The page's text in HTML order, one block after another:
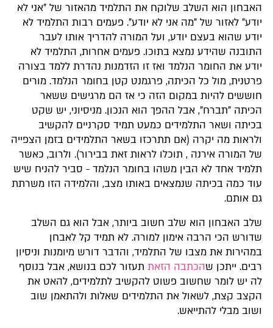
האבחון הוא השלב שלוקח את התלמיד מהאזור של "אני לא
יודע" לאזור של "מה אני לא יודע". פעמים רבות התלמיד לא
יודע שהוא בעצם יודע, ועל המורה להדריך אותו לעבר
התובנה שהידע נמצא בתוכו. פעמים אחרות, התלמיד לא
יודע את החומר הנלמד ואז זו הזדמנות נהדרת ללמד בצורה
פרטנית, מול כל הכיתה, פרגמנט קטן בחומר הנלמד. מורים
חוששים להיות במקום הזה כי אז הם מרגישים ששאר
הכיתה "תברח", אבל ההפך הוא הנכון. מניסיוני, יש שקט
בכיתה ושאר התלמידים כמעט תמיד סקרניים להקשיב
ולראות מה יקרה (אם תתרכזו בשאר התלמידים בזמן הצפייה
של המורה אירנה , תוכלו לראות זאת בבירור). ולרוב, כאשר
תלמיד אחד לא הבין משהו בחומר הנלמד - סביר להניח שיש
עוד כמה בכיתה שנמצאים באותו מצב, והלמידה הזו משרתת
גם אותם.
שלב האבחון הוא שלב חשוב ביותר, אבל הוא גם השלב
שדורש הכי הרבה אימון למורה. לא תמיד קל לאבחן
במהירות את מצבו של התלמיד, והדבר דורש מיומנות וניסיון
רבים. ייתכן שהכתבה הזאתתעזור לכם בנושא, אבל בנוסף
לה יש לומר שחשוב פשוט להקשיב לתלמידים, להאט את
הקצב קצת, לשאול את התלמידים שאלות ולהתאמן שוב
ושוב מבלי להתייאש.